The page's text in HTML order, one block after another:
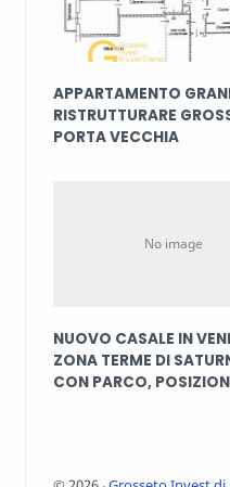
APPARTAMENTO
RISTRUTTURARE
PORTA VECCHIA
NUOVO CASALE IN
ZONA TERME DI
CON PARCO,